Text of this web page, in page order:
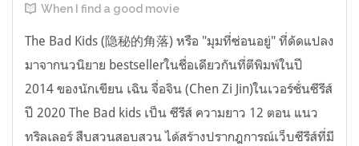
When I find a good movie
The Bad Kids (隐秘的角落) หรือ "มุมที่ซ่อนอยู่" ที่ดัดแปลง
มาจากนวนิยาย bestsellerในชื่อเดียวกันที่ตีพิมพ์ในปี
2014 ของนักเขียน เฉิน จื่อจิน (Chen Zi Jin)ในเวอร์ชั่นซีรีส์
ปี 2020 The Bad kids เป็น ซีรีส์ ความยาว 12 ตอน แนว
ทริลเลอร์ สืบสวนสอบสวน ได้สร้างปรากฎการณ์เว็บซีรีส์ที่มี